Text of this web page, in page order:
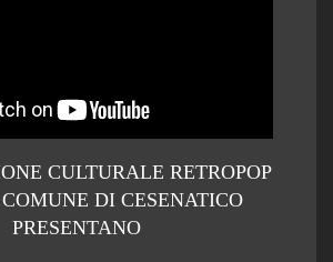
CULTURALE RETROPOP
DI CESENATICO
PRESENTANO